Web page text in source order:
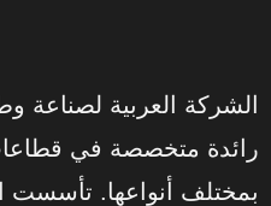
لصناعة وطلاء
في قطاعات طلاء
تأسست الشركة في